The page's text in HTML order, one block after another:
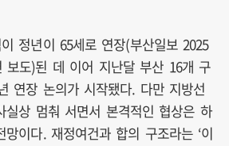
정년이 65세로 연장(부산일보 2025
보도)된 데 이어 지난달 부산 16개 구
연장 논의가 시작됐다. 다만 지방선
실상 멈춰 서면서 본격적인 협상은 하
이다. 재정여건과 합의 구조라는 ‘이